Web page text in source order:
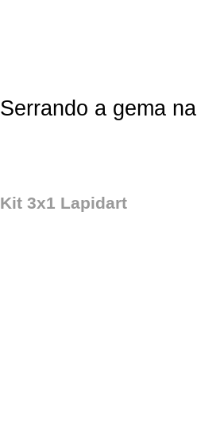
Serrando a gema
Kit 3x1 Lapidart